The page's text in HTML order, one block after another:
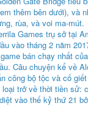
thêm bên dưới), và
rùa, và voi ma-mút.
Games trụ sở tại
vào tháng 2 năm
bán chạy nhất
Câu chuyện kể về
công bộ tộc và cố
trở về thời tiền sử:
vào thế kỷ thứ 21